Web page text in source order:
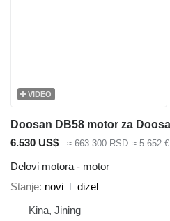
VIDEO
6.530 US$ ≈ 663.300 RSD ≈ 5.652 €
Delovi motora - motor
Stanje novi
dizel
Kina, Jining